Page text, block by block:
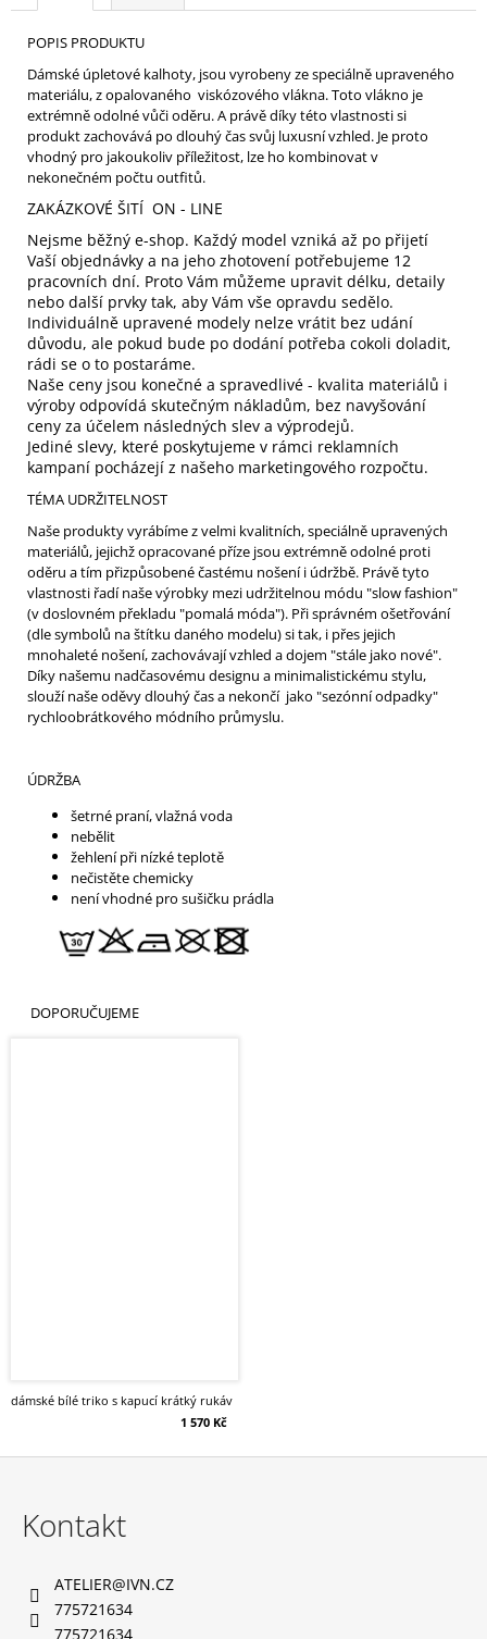
POPIS PRODUKTU
Dámské úpletové kalhoty, jsou vyrobeny ze speciálně upraveného
materiálu, z opalovaného viskózového vlákna. Toto vlákno je
extrémně odolné vůči oděru. A právě díky této vlastnosti si
produkt zachovává po dlouhý čas svůj luxusní vzhled. Je proto
vhodný pro jakoukoliv příležitost, lze ho kombinovat v
nekonečném počtu outfitů.
ZAKÁZKOVÉ ŠITÍ ON - LINE
Nejsme běžný e-shop. Každý model vzniká až po přijetí
Vaší objednávky a na jeho zhotovení potřebujeme 12
pracovních dní. Proto Vám můžeme upravit délku, detaily
nebo další prvky tak, aby Vám vše opravdu sedělo.
Individuálně upravené modely nelze vrátit bez udání
důvodu, ale pokud bude po dodání potřeba cokoli doladit,
rádi se o to postaráme.
Naše ceny jsou konečné a spravedlivé - kvalita materiálů i
výroby odpovídá skutečným nákladům, bez navyšování
ceny za účelem následných slev a výprodejů.
Jediné slevy, které poskytujeme v rámci reklamních
kampaní pocházejí z našeho marketingového rozpočtu.
TÉMA UDRŽITELNOST
Naše produkty vyrábíme z velmi kvalitních, speciálně upravených
materiálů, jejichž opracované příze jsou extrémně odolné proti
oděru a tím přizpůsobené častému nošení i údržbě. Právě tyto
vlastnosti řadí naše výrobky mezi udržitelnou módu "slow fashion"
(v doslovném překladu "pomalá móda"). Při správném ošetřování
(dle symbolů na štítku daného modelu) si tak, i přes jejich
mnohaleté nošení, zachovávají vzhled a dojem "stále jako nové".
Díky našemu nadčasovému designu a minimalistickému stylu,
slouží naše oděvy dlouhý čas a nekončí jako "sezónní odpadky"
rychloobrátkového módního průmyslu.
ÚDRŽBA
šetrné praní, vlažná voda
nebělit
žehlení při nízké teplotě
nečistěte chemicky
není vhodné pro sušičku prádla
DOPORUČUJEME
dámské bílé triko s kapucí krátký rukáv
1 570 Kč
Kontakt
ATELIER@IVN.CZ
775721634
775721634